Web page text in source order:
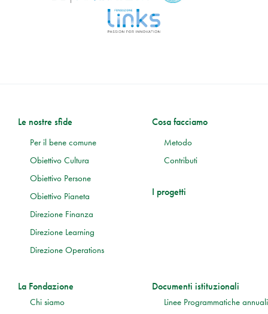
Le nostre sfide
Per il bene comune
Obiettivo Cultura
Obiettivo Persone
Obiettivo Pianeta
Direzione Finanza
Direzione Learning
Direzione Operations
Cosa facciamo
Metodo
Contributi
I progetti
La Fondazione
Chi siamo
Documenti istituzionali
Linee Programmatiche annuali